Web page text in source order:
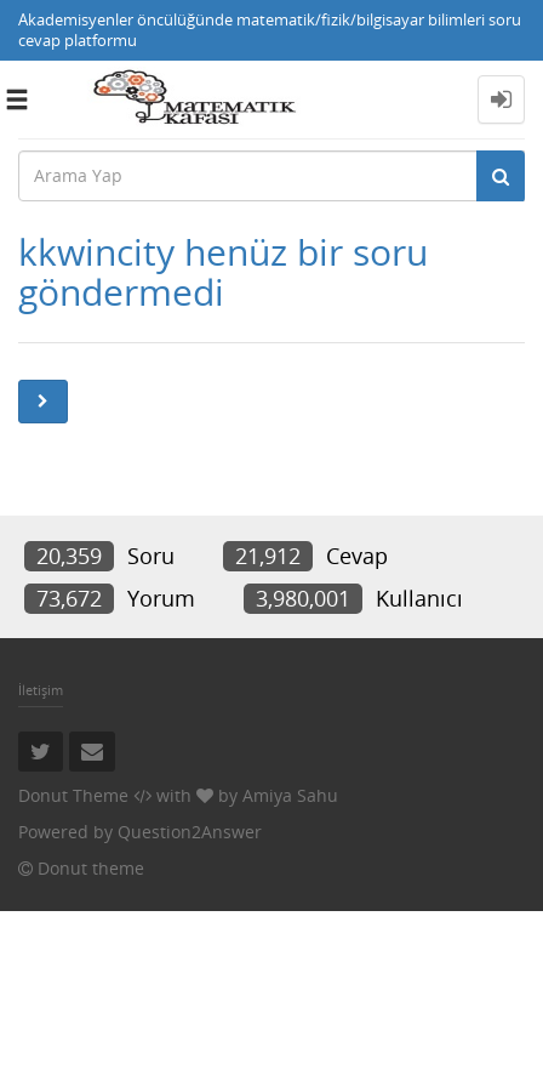
Akademisyenler öncülüğünde matematik/fizik/bilgisayar bilimleri soru
cevap platformu
Toggle
kkwincity henüz bir soru
göndermedi
20,359 Soru 21,912
Cevap
73,672
Yorum 3,980,001 Kullanıcı
İletişim
Donut Theme with by Amiya Sahu
Powered by Question2Answer
Donut theme